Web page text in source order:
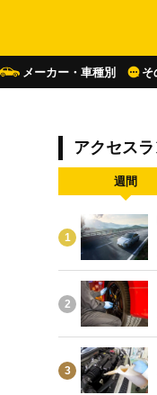
メーカー・車種別 そ
アクセス
週間
1
2
3